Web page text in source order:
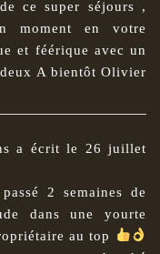
ce super séjours ,
moment en votre
et féérique avec un
A bientôt Olivier
a écrit le
26 juillet
2 semaines de
dans une yourte
au top